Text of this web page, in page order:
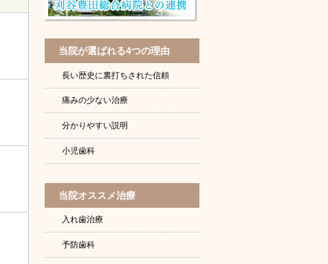
当院が選ばれる4つの理由
長い歴史に裏打ちされた信頼
痛みの少ない治療
分かりやすい説明
小児歯科
当院オススメ治療
入れ歯治療
予防歯科